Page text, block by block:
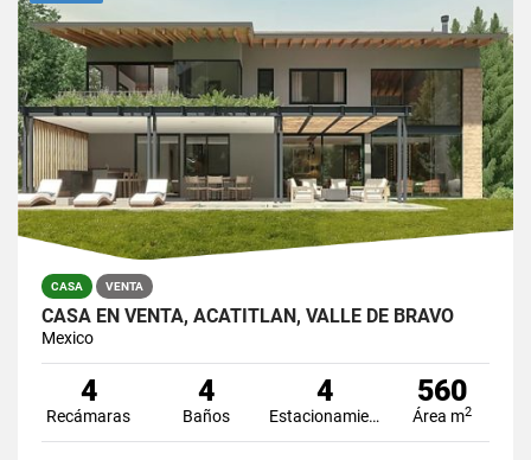
CASA VENTA
CASA EN VENTA, ACATITLÁN, VALLE DE BRAVO
Mexico
4
Recámaras
4
Baños
4
Estacionamiento
560
Área m2